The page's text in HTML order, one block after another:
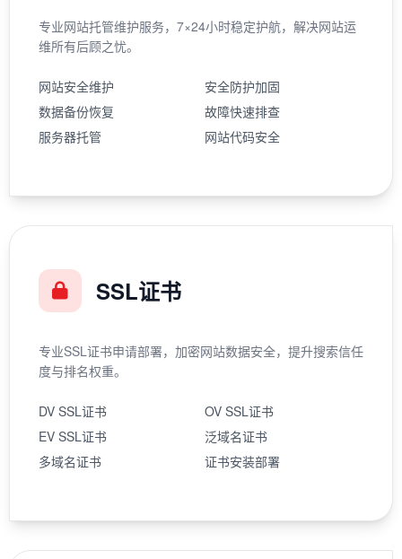
专业网站托管维护服务，7×24小时稳定护航，解决网站运
维所有后顾之忧。
网站安全维护
安全防护加固
数据备份恢复
故障快速排查
服务器托管
网站代码安全
SSL证书
专业SSL证书申请部署，加密网站数据安全，提升搜索信任
度与排名权重。
DV SSL证书
OV SSL证书
EV SSL证书
泛域名证书
多域名证书
证书安装部署